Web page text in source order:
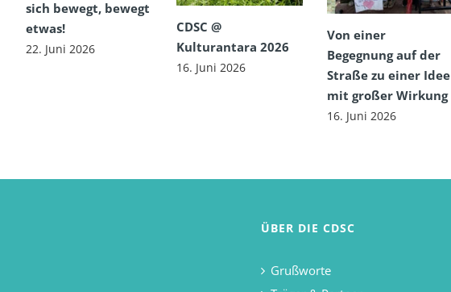
sich bewegt, bewegt
etwas!
22. Juni 2026
CDSC @
Kulturantara 2026
16. Juni 2026
Von einer
Begegnung auf der
Straße zu einer Idee
mit großer Wirkung
16. Juni 2026
ÜBER DIE CDSC
Grußworte